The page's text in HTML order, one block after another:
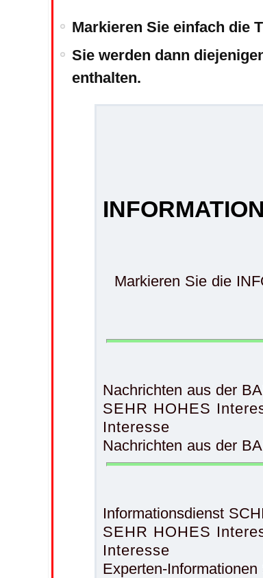
Markieren Sie einfach die
Sie werden dann
enthalten.
Markieren Sie die
Nachrichten aus der
SEHR HOHES
Interesse
Nachrichten aus der
Informationsdienst
SEHR HOHES
Interesse
Experten-